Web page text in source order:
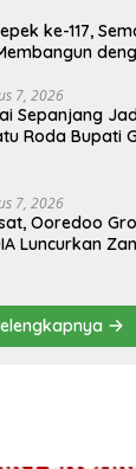
ke-117,
7, 2026
Sepanjang
Roda Bupati
7, 2026
Ooredoo
Luncurkan